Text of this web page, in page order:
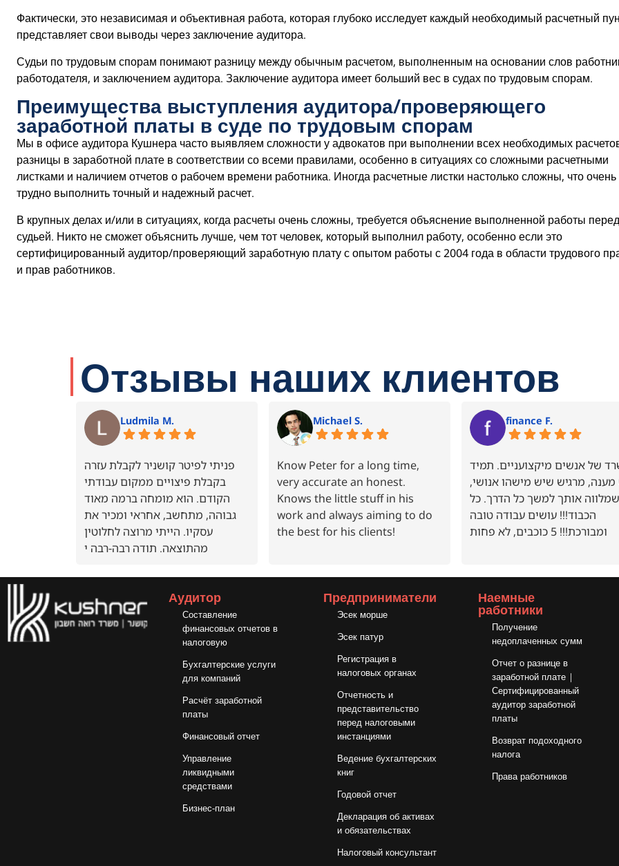
Фактически, это независимая и объективная работа, которая глубоко исследует каждый необходимый расчетный
представляет свои выводы через заключение аудитора.
Судьи по трудовым спорам понимают разницу между обычным расчетом, выполненным на основании слов
работодателя, и заключением аудитора. Заключение аудитора имеет больший вес в судах по трудовым спорам.
Преимущества выступления аудитора/проверяющего
заработной платы в суде по трудовым спорам
Мы в офисе аудитора Кушнера часто выявляем сложности у адвокатов при выполнении всех необходимых
разницы в заработной плате в соответствии со всеми правилами, особенно в ситуациях со сложными расчетными
листками и наличием отчетов о рабочем времени работника. Иногда расчетные листки настолько сложны, что очень
трудно выполнить точный и надежный расчет.
В крупных делах и/или в ситуациях, когда расчеты очень сложны, требуется объяснение выполненной работы перед
судьей. Никто не сможет объяснить лучше, чем тот человек, который выполнил работу, особенно если это
сертифицированный аудитор/проверяющий заработную плату с опытом работы с 2004 года в области трудового
и прав работников.
Отзывы наших клиентов
Ludmila M.
פניתי לפיטר קושניר לקבלת עזרה
בקבלת פיצויים ממקום עבודתי
הקודם. הוא מומחה ברמה מאוד
גבוהה, מתחשב, אחראי ומכיר את
עסקיו. הייתי מרוצה לחלוטין
מהתוצאה. תודה רבה-רבה י
Michael S.
Know Peter for a long time,
very accurate an honest.
Knows the little stuff in his
work and always aiming to do
the best for his clients!
finance F.
של אנשים מיקצועניים. תמיד
מענה, מרגיש שיש מישהו אנושי,
שמלווה אותך למשך כל הדרך. כל
הכבוד!!! עושים עבודה טובה
ומבורכת!!! 5 כוכבים, לא פחות
Аудитор
Составление
финансовых отчетов в
налоговую
Бухгалтерские услуги
для компаний
Расчёт заработной
платы
Финансовый отчет
Управление
ликвидными
средствами
Бизнес-план
Предприниматели
Эсек морше
Эсек патур
Регистрация в
налоговых органах
Отчетность и
представительство
перед налоговыми
инстанциями
Ведение бухгалтерских
книг
Годовой отчет
Декларация об активах
и обязательствах
Налоговый консультант
Наемные
работники
Получение
недоплаченных сумм
Отчет о разнице в
заработной плате |
Сертифицированный
аудитор заработной
платы
Возврат подоходного
налога
Права работников